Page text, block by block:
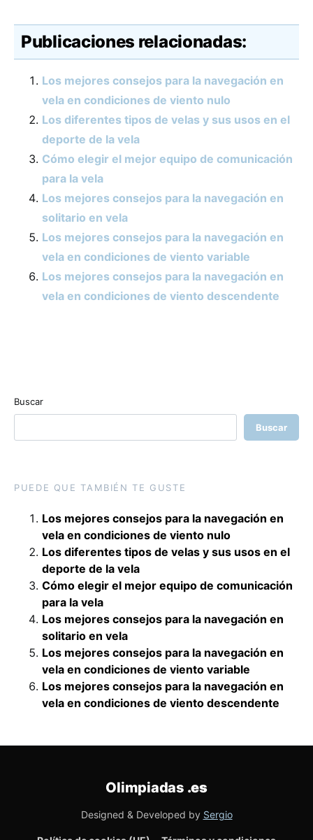
Publicaciones relacionadas:
Los mejores consejos para la navegación en
vela en condiciones de viento nulo
Los diferentes tipos de velas y sus usos en el
deporte de la vela
Cómo elegir el mejor equipo de comunicación
para la vela
Los mejores consejos para la navegación en
solitario en vela
Los mejores consejos para la navegación en
vela en condiciones de viento variable
Los mejores consejos para la navegación en
vela en condiciones de viento descendente
Buscar
Buscar
PUEDE QUE TAMBIÉN TE GUSTE
Los mejores consejos para la navegación en
vela en condiciones de viento nulo
Los diferentes tipos de velas y sus usos en el
deporte de la vela
Cómo elegir el mejor equipo de comunicación
para la vela
Los mejores consejos para la navegación en
solitario en vela
Los mejores consejos para la navegación en
vela en condiciones de viento variable
Los mejores consejos para la navegación en
vela en condiciones de viento descendente
Olimpiadas .es
Designed & Developed by Sergio